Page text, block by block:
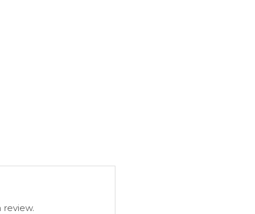
optime în ape extrem